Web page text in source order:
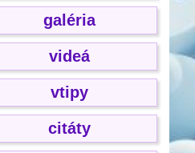
galéria
videá
vtipy
citáty